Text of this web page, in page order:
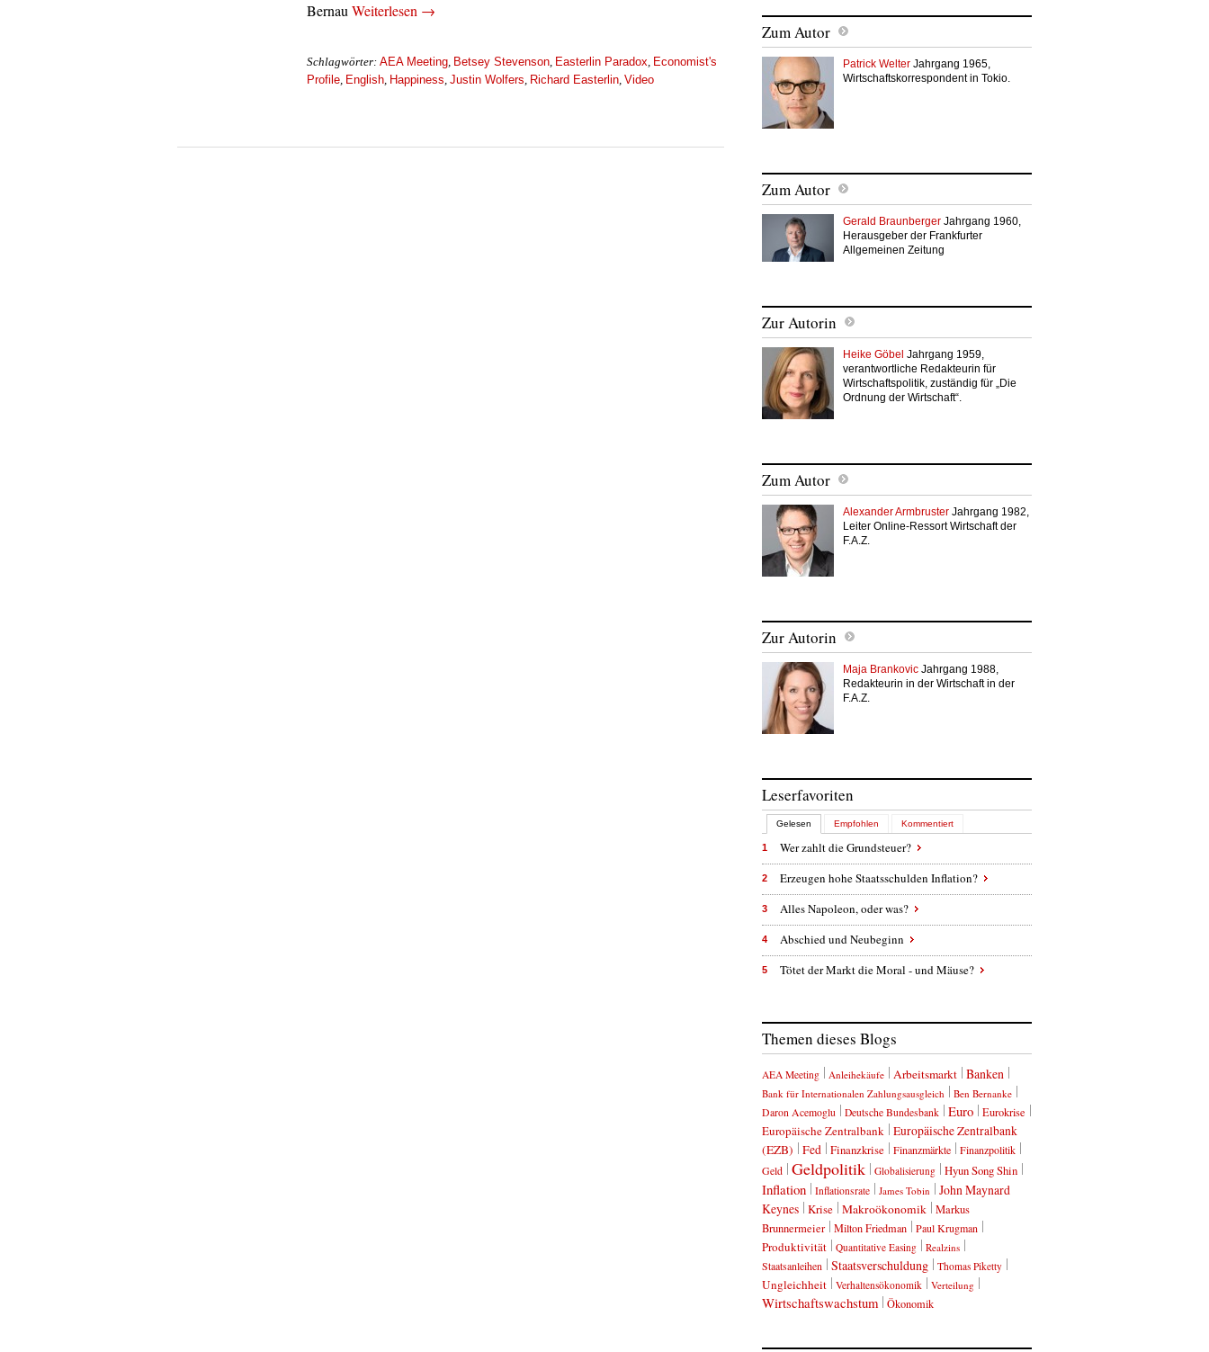
Bernau Weiterlesen →
Schlagwörter: AEA Meeting, Betsey Stevenson, Easterlin Paradox, Economist's
Profile, English, Happiness, Justin Wolfers, Richard Easterlin, Video
Zum Autor
Patrick Welter Jahrgang 1965,
Wirtschaftskorrespondent in Tokio.
Zum Autor
Gerald Braunberger Jahrgang 1960,
Herausgeber der Frankfurter
Allgemeinen Zeitung
Zur Autorin
Heike Göbel Jahrgang 1959,
verantwortliche Redakteurin für
Wirtschaftspolitik, zuständig für „Die
Ordnung der Wirtschaft“.
Zum Autor
Alexander Armbruster Jahrgang 1982,
Leiter Online-Ressort Wirtschaft der
F.A.Z.
Zur Autorin
Maja Brankovic Jahrgang 1988,
Redakteurin in der Wirtschaft in der
F.A.Z.
Leserfavoriten
Gelesen Empfohlen Kommentiert
1 Wer zahlt die Grundsteuer?
2 Erzeugen hohe Staatsschulden Inflation?
3 Alles Napoleon, oder was?
4 Abschied und Neubeginn
5 Tötet der Markt die Moral - und Mäuse?
Themen dieses Blogs
AEA Meeting Anleihekäufe Arbeitsmarkt Banken
Bank für Internationalen Zahlungsausgleich
Ben Bernanke
Daron Acemoglu
Deutsche Bundesbank Euro Eurokrise
Europäische Zentralbank Europäische Zentralbank
(EZB)
Fed Finanzkrise Finanzmärkte
Finanzpolitik
Geld
Geldpolitik Globalisierung Hyun Song Shin
Inflation Inflationsrate James Tobin
John Maynard
Keynes Krise Makroökonomik Markus
Brunnermeier
Milton Friedman Paul Krugman
Produktivität Quantitative Easing Realzins
Staatsanleihen Staatsverschuldung Thomas Piketty
Ungleichheit Verhaltensökonomik Verteilung
Wirtschaftswachstum Ökonomik